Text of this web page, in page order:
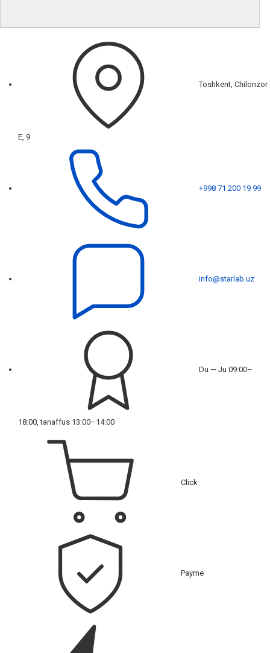
Toshkent, Chilonzor
E, 9
+998 71 200 19 99
info@starlab.uz
Du — Ju 09:00–
18:00, tanaffus 13:00–14:00
Click
Payme